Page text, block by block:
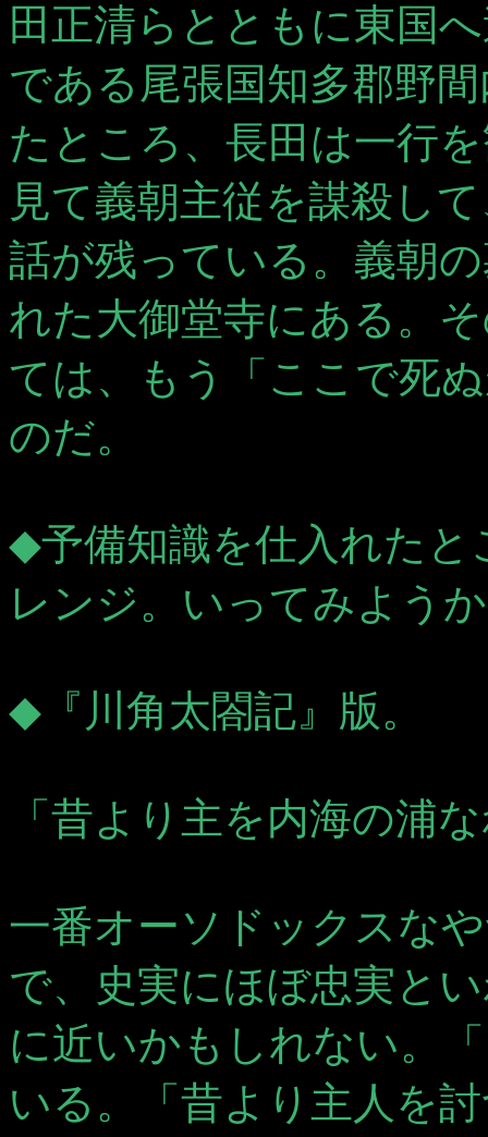
田正清らとともに東国
である尾張国知多郡野
たところ、長田は一行
見て義朝主従を謀殺し
話が残っている。義朝
れた大御堂寺にある。
ては、もう「ここで死
のだ。
◆予備知識を仕入れたと
レンジ。いってみよう
◆『川角太閤記』版。
「昔より主を内海の浦
一番オーソドックスな
で、史実にほぼ忠実と
に近いかもしれない。
いる。「昔より主人を